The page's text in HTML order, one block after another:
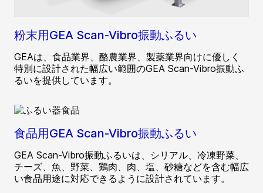
粉末用GEA Scan-Vibro振動ふるい
GEAは、食品業界、酪農業界、製薬業界向けに優しく
特別に設計された幅広い範囲のGEA Scan-Vibro振動ふ
るいを提供しています。
食品用GEA Scan-Vibro振動ふるい
GEA Scan-Vibro振動ふるいは、シリアル、冷凍野菜、
チーズ、魚、野菜、鶏肉、肉、塩、砂糖などを含む幅広
い食品用途に対応できるように設計されています。